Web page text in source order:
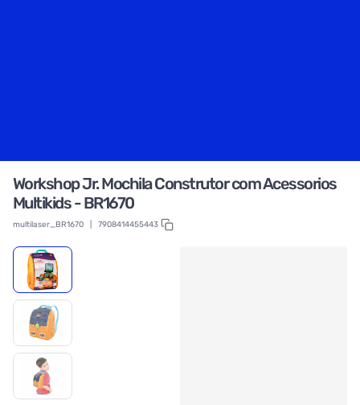
Workshop Jr. Mochila Construtor com Acessorios
Multikids - BR1670
multilaser_BR1670 7908414455443